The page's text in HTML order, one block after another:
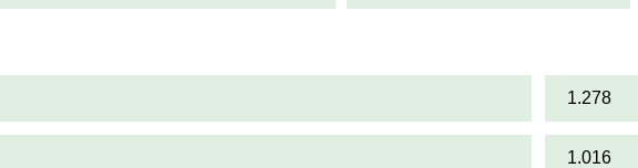
1.278
1.016